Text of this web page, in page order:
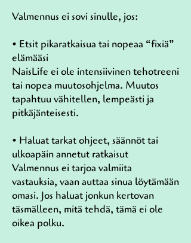
Valmennus ei sovi sinulle, jos:
• Etsit pikaratkaisua tai nopeaa “fixiä”
elämääsi
NaisLife ei ole intensiivinen tehotreeni
tai nopea muutosohjelma. Muutos
tapahtuu vähitellen, lempeästi ja
pitkäjänteisesti.
• Haluat tarkat ohjeet, säännöt tai
ulkoapäin annetut ratkaisut
Valmennus ei tarjoa valmiita
vastauksia, vaan auttaa sinua löytämään
omasi. Jos haluat jonkun kertovan
täsmälleen, mitä tehdä, tämä ei ole
oikea polku.